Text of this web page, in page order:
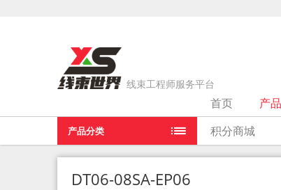
线束工程师服务平台
产品分类
首页 产品
积分商城
当前位置： DT06-08SA-EP06
DT06-08SA-EP06